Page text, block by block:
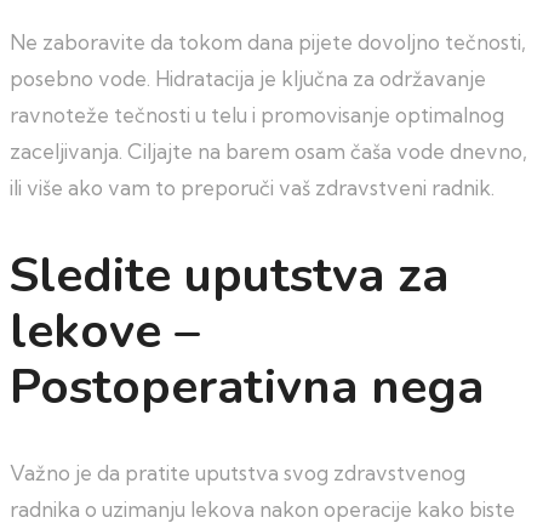
Ne zaboravite da tokom dana pijete dovoljno tečnosti,
posebno vode. Hidratacija je ključna za održavanje
ravnoteže tečnosti u telu i promovisanje optimalnog
zaceljivanja. Ciljajte na barem osam čaša vode dnevno,
ili više ako vam to preporuči vaš zdravstveni radnik.
Sledite uputstva za
lekove –
Postoperativna nega
Važno je da pratite uputstva svog zdravstvenog
radnika o uzimanju lekova nakon operacije kako biste